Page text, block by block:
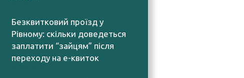
Безквитковий проїзд у
Рівному: скільки доведеться
заплатити “зайцям” після
переходу на е-квиток